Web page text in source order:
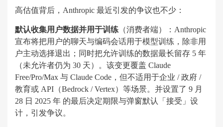
高估值背后，Anthropic 最近引发的争议也不少：
默认收集用户数据并用于训练 （消费者端）：Anthropic
宣布将把用户的聊天与编码会话用于模型训练，除非用
户主动选择退出；同时把允许训练的数据最长留存 5 年
（未允许者仍为 30 天）。该变更覆盖 Claude
Free/Pro/Max 与 Claude Code，但不适用于企业 / 政府 /
教育或 API（Bedrock / Vertex）等场景。并设置了 9 月
28 日 2025 年 的最后决定期限与弹窗默认「接受」设
计，引发争议。